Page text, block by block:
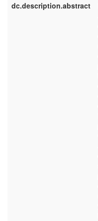
dc.description.abstract